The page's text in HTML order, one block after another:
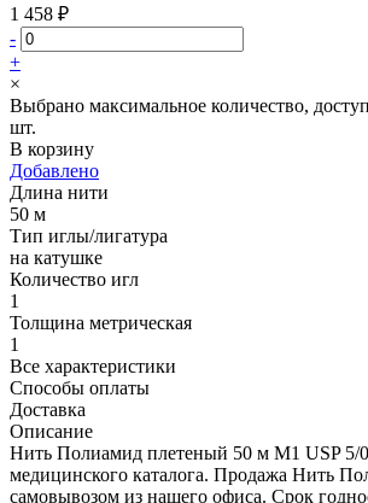
1 458 ₽
-
+
×
Выбрано максимальное количество,
шт.
В корзину
Добавлено
Длина нити
50 м
Тип иглы/лигатура
на катушке
Количество игл
1
Толщина метрическая
1
Все характеристики
Способы оплаты
Доставка
Описание
Нить Полиамид плетеный 50 м М1 USP 5/0
медицинского каталога. Продажа Нить
самовывозом из нашего офиса. Срок